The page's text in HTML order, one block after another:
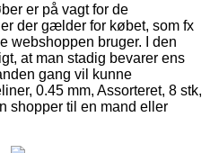
er på vagt for de
der gælder for købet, som fx
webshoppen bruger. I den
at man stadig bevarer ens
gang vil kunne
0.45 mm, Assorteret, 8 stk,
shopper til en mand eller